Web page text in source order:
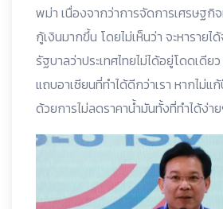
พม่า เนื่องจากว่าการจัดการเศรษฐกิ
กู้เงินมากขึ้น โดยไม่เห็นว่า จะหารายไ
รัฐบาลว่าประเทศไทยไม่ได้อยู่โดดเดีย
แถบอาเซียนที่ทำได้ดีกว่าเรา หากไม่แ
ด้วยการไม่ลดราคาน้ำมันทั้งที่ทำได้ง่า